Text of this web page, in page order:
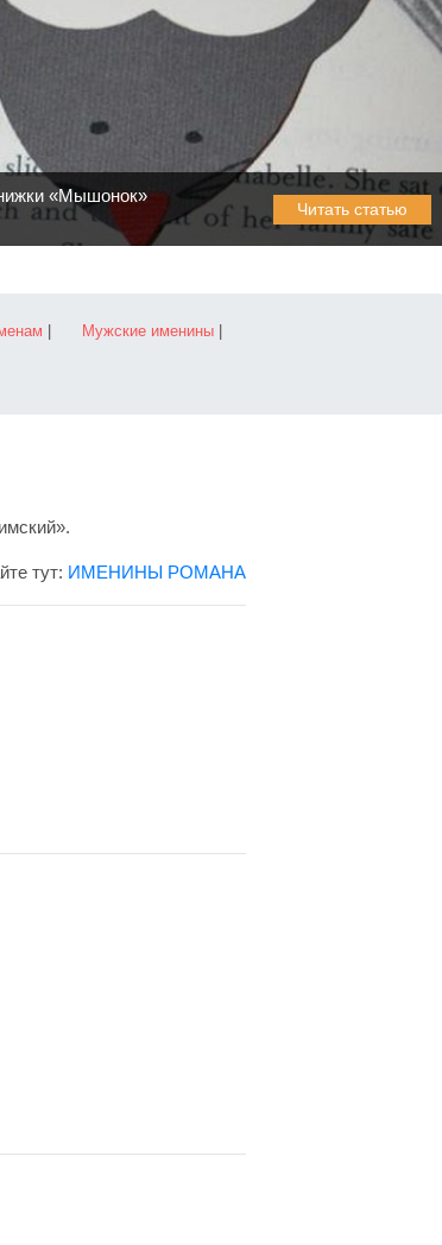
«Мышонок»
Читать статью
Мужские именины
тут: ИМЕНИНЫ РОМАНА